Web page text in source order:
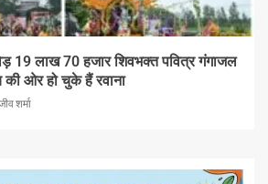
19 लाख 70 हजार शिवभक्त पवित्र गंगाजल
ओर हो चुके हैं रवाना
शर्मा